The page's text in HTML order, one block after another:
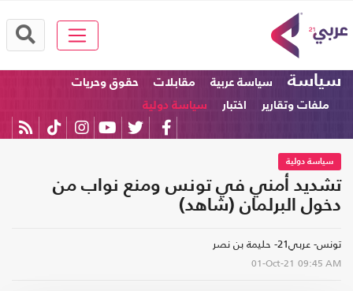
سياسة سياسة عربية مقابلات
حقوق وحريات
ملفات وتقارير
اختبار سياسة دولية
سياسة دولية
تشديد أمني في تونس ومنع نواب من
دخول البرلمان (شاهد)
تونس- عربي21- حليمة بن نصر
01-Oct-21 09:45 AM